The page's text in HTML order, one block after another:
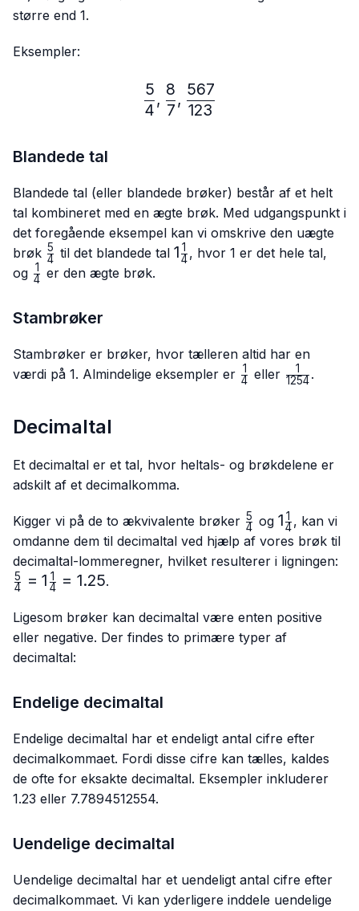
større end 1.
Eksempler:
4
5
,
7
8
,
123
567
Blandede tal
Blandede tal (eller blandede brøker) består af et helt
tal kombineret med en ægte brøk. Med udgangspunkt i
det foregående eksempel kan vi omskrive den uægte
brøk \frac{5}
{4}
4
5 til det blandede tal 1\frac{1}
14
1 , hvor 1 er det hele tal,
og \frac{1}
4
1 er den ægte brøk.
Stambrøker
Stambrøker er brøker, hvor tælleren altid har en
værdi på 1. Almindelige eksempler er \frac{1}
4
1 eller \frac{1}
1254
1 .
Decimaltal
Et decimaltal er et tal, hvor heltals- og brøkdelene er
adskilt af et decimalkomma.
Kigger vi på de to ækvivalente brøker \frac{5}
{4}
4
5 og 1\frac{1}
{4}
14
1 , kan vi
omdanne dem til decimaltal ved hjælp af vores brøk til
decimaltal-lommeregner, hvilket resulterer i ligningen:
4
5 = 1 4
1 = 1.25.
Ligesom brøker kan decimaltal være enten positive
eller negative. Der findes to primære typer af
decimaltal:
Endelige decimaltal
Endelige decimaltal har et endeligt antal cifre efter
decimalkommaet. Fordi disse cifre kan tælles, kaldes
de ofte for eksakte decimaltal. Eksempler inkluderer
1.23 eller 7.7894512554.
Uendelige decimaltal
Uendelige decimaltal har et uendeligt antal cifre efter
decimalkommaet. Vi kan yderligere inddele uendelige